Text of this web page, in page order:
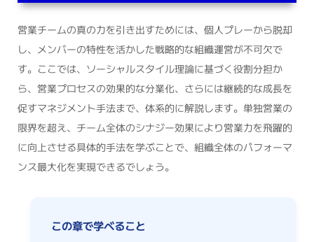
営業チームの真の力を引き出すためには、個人プレーから脱却
し、メンバーの特性を活かした戦略的な組織運営が不可欠で
す。ここでは、ソーシャルスタイル理論に基づく役割分担か
ら、営業プロセスの効果的な分業化、さらには継続的な成長を
促すマネジメント手法まで、体系的に解説します。単独営業の
限界を超え、チーム全体のシナジー効果により営業力を飛躍的
に向上させる具体的手法を学ぶことで、組織全体のパフォーマ
ンス最大化を実現できるでしょう。